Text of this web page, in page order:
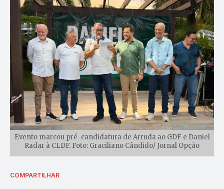
Evento marcou pré-candidatura de Arruda ao GDF e Daniel
Radar à CLDF. Foto: Graciliano Cândido/ Jornal Opção
COMPARTILHAR